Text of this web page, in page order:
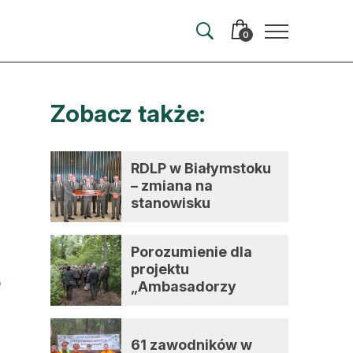
0
Zobacz także:
RDLP w Białymstoku
– zmiana na
stanowisku
Porozumienie dla
projektu
„Ambasadorzy
61 zawodników w